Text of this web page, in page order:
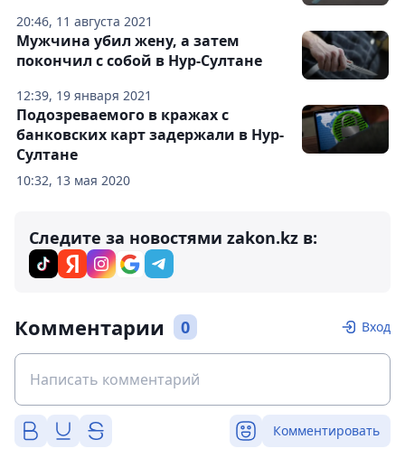
20:46, 11 августа 2021
12:39, 19 января 2021
Мужчина убил жену, а затем
покончил с собой в Нур-Султане
10:32, 13 мая 2020
Подозреваемого в кражах с
банковских карт задержали в Нур-
Султане
Следите за новостями zakon.kz в:
Комментарии 0 Вход
Комментировать